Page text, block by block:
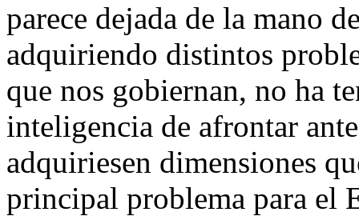
parece dejada de la mano
adquiriendo distintos
que nos gobiernan, no ha
inteligencia de afrontar
adquiriesen dimensiones
principal problema para el